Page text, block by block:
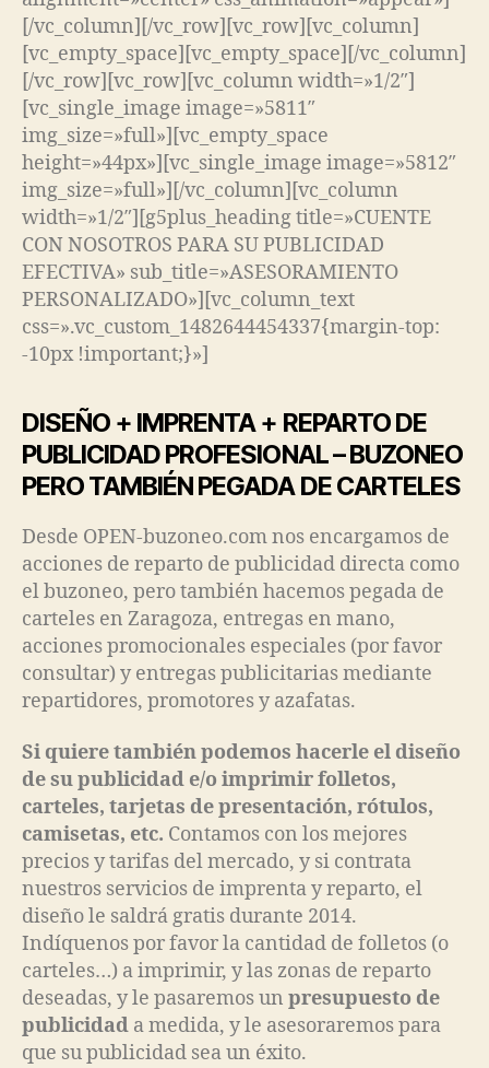
[/vc_column][/vc_row][vc_row][vc_column]
[vc_empty_space][vc_empty_space][/vc_column]
[/vc_row][vc_row][vc_column width=»1/2″]
[vc_single_image image=»5811″
img_size=»full»][vc_empty_space
height=»44px»][vc_single_image image=»5812″
img_size=»full»][/vc_column][vc_column
width=»1/2″][g5plus_heading title=»CUENTE
CON NOSOTROS PARA SU PUBLICIDAD
EFECTIVA» sub_title=»ASESORAMIENTO
PERSONALIZADO»][vc_column_text
css=».vc_custom_1482644454337{margin-top:
-10px !important;}»]
DISEÑO + IMPRENTA + REPARTO DE
PUBLICIDAD PROFESIONAL – BUZONEO
PERO TAMBIÉN PEGADA DE CARTELES
Desde OPEN-buzoneo.com nos encargamos de
acciones de reparto de publicidad directa como
el buzoneo, pero también hacemos pegada de
carteles en Zaragoza, entregas en mano,
acciones promocionales especiales (por favor
consultar) y entregas publicitarias mediante
repartidores, promotores y azafatas.
Si quiere también podemos hacerle el diseño
de su publicidad e/o imprimir folletos,
carteles, tarjetas de presentación, rótulos,
camisetas, etc. Contamos con los mejores
precios y tarifas del mercado, y si contrata
nuestros servicios de imprenta y reparto, el
diseño le saldrá gratis durante 2014.
Indíquenos por favor la cantidad de folletos (o
carteles…) a imprimir, y las zonas de reparto
deseadas, y le pasaremos un presupuesto de
publicidad a medida, y le asesoraremos para
que su publicidad sea un éxito.